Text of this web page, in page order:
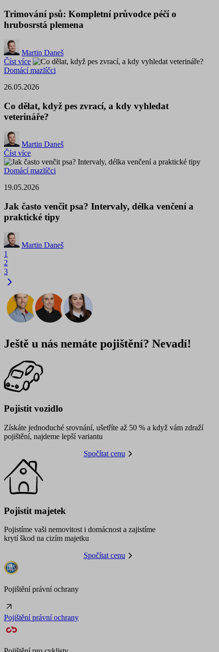
Trimování psů: Kompletní průvodce péčí o
hrubosrstá plemena
Martin Daneš
Číst více
Domácí mazlíčci
26.05.2026
Co dělat, když pes zvrací, a kdy vyhledat
veterináře?
Martin Daneš
Číst více
Domácí mazlíčci
19.05.2026
Jak často venčit psa? Intervaly, délka venčení a
praktické tipy
Martin Daneš
1
2
3
Ještě u nás nemáte pojištění? Nevadí!
Pojistit vozidlo
Získáte jednoduché srovnání, ušetříte až 50 % a když vám zdraží
pojištění, najdeme lepší variantu
Spočítat cenu
Pojistit majetek
Pojistíme vaši nemovitost i domácnost a zajistíme
krytí škod na cizím majetku
Spočítat cenu
Pojištění právní ochrany
Pojištění právní ochrany